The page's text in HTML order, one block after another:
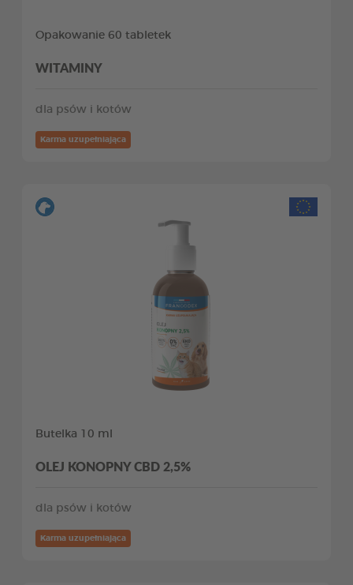
Opakowanie 60 tabletek
WITAMINY
dla psów i kotów
Karma uzupełniająca
Butelka 10 ml
OLEJ KONOPNY CBD 2,5%
dla psów i kotów
Karma uzupełniająca